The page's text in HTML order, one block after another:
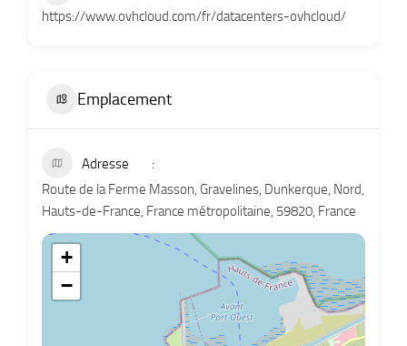
https://www.ovhcloud.com/fr/datacenters-ovhcloud/
Emplacement
Adresse
Route de la Ferme Masson, Gravelines, Dunkerque, Nord,
Hauts-de-France, France métropolitaine, 59820, France
+
−